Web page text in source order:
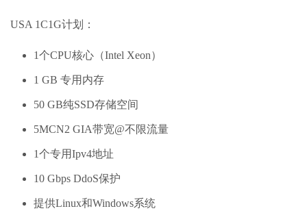
USA 1C1G计划：
1个CPU核心（Intel Xeon）
1 GB 专用内存
50 GB纯SSD存储空间
5MCN2 GIA带宽@不限流量
1个专用Ipv4地址
10 Gbps DdoS保护
提供Linux和Windows系统